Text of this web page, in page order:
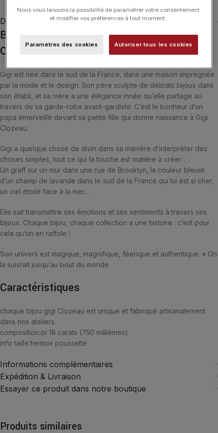
Description
Boucles d’Oreilles gigi CLOZEAU Lucky
Coeur Or
Gigi est née dans le sud de la France, dans une maison imprégnée
par la mode et le design. Son père sculpte de délicats bijoux dans
son établi, et sa mère a une élégance innée qu’elle partage au
travers de sa garde-robe avant-gardiste. C’est le bonheur d’un
papa émerveillé devant sa petite fille qui donne naissance à Gigi
Clozeau.
Gigi a quelque chose de divin dans sa manière d’interpréter des
choses simples, tout ce qui la touche est matière à créer :
Un graff sur un mur dans une rue de Brooklyn, la couleur bleuet
d’un champ de lavande dans le sud de la France qui lui est si cher,
un ciel étoilé face à la mer…
Elle sait transmettre ses émotions et ses sentiments à travers ses
bijoux. Chaque bijou, chaque collection a une histoire : c’est pour
cela qu’on en raffole !
Son univers est magique, magnifique, féerique et authentique. « On
la suivrait jusqu’au bout du monde
Caractéristiques
chaque bijou gigi Clozeau est unique et fabriqué artisanalement
dans nos ateliers.
composition:or 18 carats (750 millièmes)
info taille:fermoir poussette
Informations complémentaires
Expédition & Livraison
Essayer ce produit dans notre boutique
Produits similaires
Nous vous laissons la possibilité de paramétrer votre consentement
et modifier vos préférences à tout moment.
Paramètres des cookies Autoriser tous les cookies